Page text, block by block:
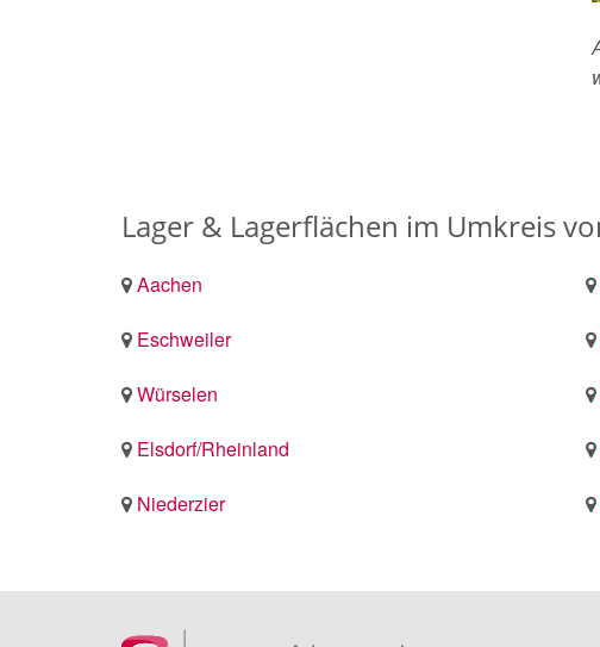
Lager & Lagerflächen im Umkreis
Aachen
Eschweiler
Würselen
Elsdorf/Rheinland
Niederzier